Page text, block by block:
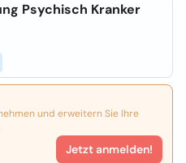
Psychisch Kranker
und erweitern Sie Ihre
Jetzt anmelden!